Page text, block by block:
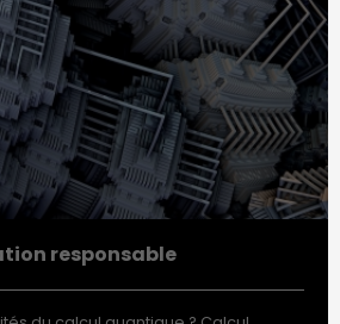
responsable